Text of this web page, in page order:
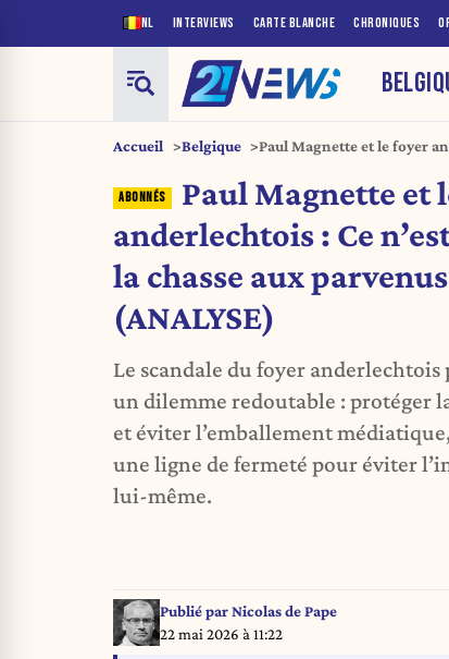
NL INTERVIEWS CARTE BLANCHE CHRONIQUES
Accueil Belgique
Paul Magnette et le foyer
Paul Magnette et
anderlechtois : Ce
la chasse aux parvenus
(ANALYSE)
Le scandale du foyer anderlechtois
un dilemme redoutable : protéger
et éviter l’emballement
une ligne de fermeté pour éviter
lui-même.
Publié parNicolas de Pape
22 mai 2026 à 11:22